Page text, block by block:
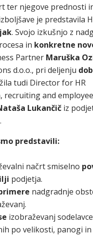
ter njegove prednosti
je predstavila
. Svojo izkušnjo z
in konkretne
Partner Maruška
d.o.o., pri deljenju
tudi Director for HR
recruiting and employee
Lukančič iz
predstavili:
načrt smiselno
podjetja.
nadgradnje
izobraževanj
po velikosti, panogi